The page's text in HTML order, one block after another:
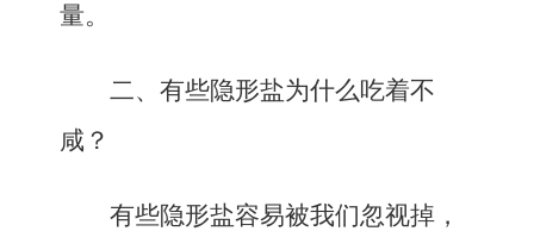
量。
二、有些隐形盐为什么吃着不
咸？
有些隐形盐容易被我们忽视掉，